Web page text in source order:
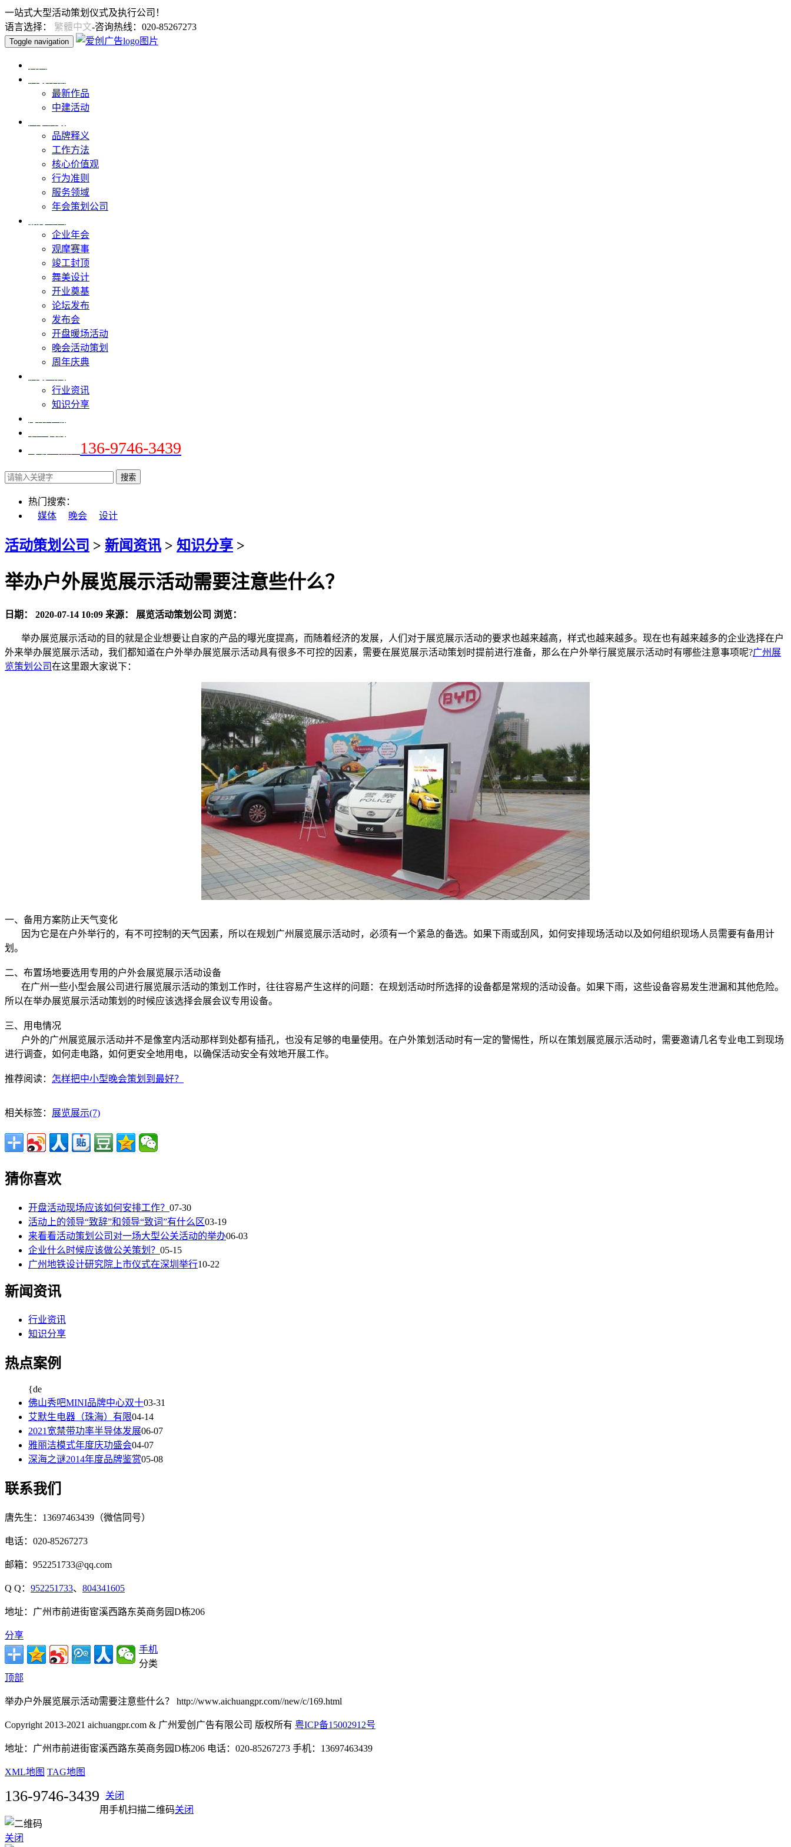
一站式大型活动策划仪式及执行公司！
语言选择： 繁體中文-咨询热线：020-85267273
Toggle navigation
最新作品
中建活动
品牌释义
工作方法
核心价值观
行为准则
服务领域
年会策划公司
企业年会
观摩赛事
竣工封顶
舞美设计
开业奠基
论坛发布
发布会
开盘暖场活动
晚会活动策划
周年庆典
行业资讯
知识分享
136-9746-3439
热门搜索：
媒体
晚会 设计
活动策划公司 > 新闻资讯> 知识分享 >
举办户外展览展示活动需要注意些什么？
日期： 2020-07-14 10:09 来源： 展览活动策划公司 浏览：
举办展览展示活动的目的就是企业想要让自家的产品的曝光度提高，而随着经济的发展，人们对于展览展示活动的要求也越来越高，样式也越来越多。现在也有越来越多的企业选择在户
外来举办展览展示活动，我们都知道在户外举办展览展示活动具有很多不可控的因素，需要在展览展示活动策划时提前进行准备，那么在户外举行展览展示活动时有哪些注意事项呢?广州展
览策划公司在这里跟大家说下：
一、备用方案防止天气变化
因为它是在户外举行的，有不可控制的天气因素，所以在规划广州展览展示活动时，必须有一个紧急的备选。如果下雨或刮风，如何安排现场活动以及如何组织现场人员需要有备用计
划。
二、布置场地要选用专用的户外会展览展示活动设备
在广州一些小型会展公司进行展览展示活动的策划工作时，往往容易产生这样的问题：在规划活动时所选择的设备都是常规的活动设备。如果下雨，这些设备容易发生泄漏和其他危险。
所以在举办展览展示活动策划的时候应该选择会展会议专用设备。
三、用电情况
户外的广州展览展示活动并不是像室内活动那样到处都有插孔，也没有足够的电量使用。在户外策划活动时有一定的警惕性，所以在策划展览展示活动时，需要邀请几名专业电工到现场
进行调查，如何走电路，如何更安全地用电，以确保活动安全有效地开展工作。
推荐阅读： 怎样把中小型晚会策划到最好？
相关标签： 展览展示(7)
猜你喜欢
开盘活动现场应该如何安排工作？ 07-30
活动上的领导“致辞”和领导“致词”有什么区03-19
来看看活动策划公司对一场大型公关活动的举办06-03
企业什么时候应该做公关策划？ 05-15
广州地铁设计研究院上市仪式在深圳举行10-22
新闻资讯
行业资讯
知识分享
热点案例
{de
佛山秀吧MINI品牌中心双十03-31
艾默生电器（珠海）有限04-14
2021宽禁带功率半导体发展06-07
雅丽洁模式年度庆功盛会04-07
深海之谜2014年度品牌鉴赏05-08
联系我们
唐先生：13697463439（微信同号）
电话：020-85267273
邮箱：952251733@qq.com
Q Q： 952251733、 804341605
地址：广州市前进街宦溪西路东英商务园D栋206
分享
手机
分类
顶部
举办户外展览展示活动需要注意些什么？ http://www.aichuangpr.com//new/c/169.html
Copyright 2013-2021 aichuangpr.com & 广州爱创广告有限公司 版权所有 粤ICP备15002912号
地址：广州市前进街宦溪西路东英商务园D栋206 电话：020-85267273 手机：13697463439
XML地图 TAG地图
136-9746-3439
关闭
用手机扫描二维码关闭
关闭